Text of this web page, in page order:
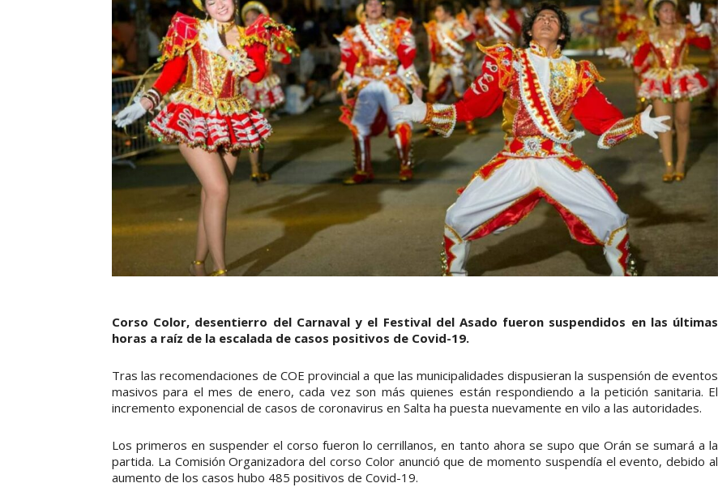
Corso Color, desentierro del Carnaval y el Festival del Asado fueron suspendidos en las últimas
horas a raíz de la escalada de casos positivos de Covid-19.
Tras las recomendaciones de COE provincial a que las municipalidades dispusieran la suspensión de eventos
masivos para el mes de enero, cada vez son más quienes están respondiendo a la petición sanitaria. El
incremento exponencial de casos de coronavirus en Salta ha puesta nuevamente en vilo a las autoridades.
Los primeros en suspender el corso fueron lo cerrillanos, en tanto ahora se supo que Orán se sumará a la
partida. La Comisión Organizadora del corso Color anunció que de momento suspendía el evento, debido al
aumento de los casos hubo 485 positivos de Covid-19.